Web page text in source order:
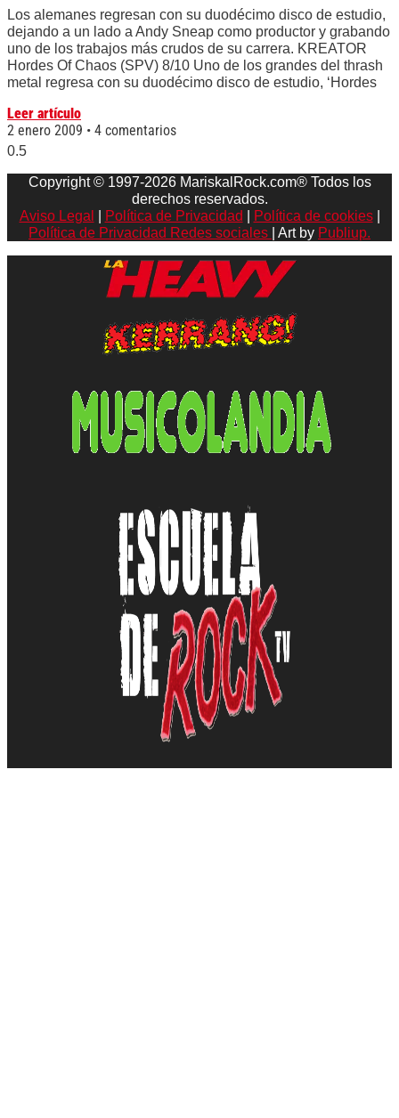
Los alemanes regresan con su duodécimo disco de estudio,
dejando a un lado a Andy Sneap como productor y grabando
uno de los trabajos más crudos de su carrera. KREATOR
Hordes Of Chaos (SPV) 8/10 Uno de los grandes del thrash
metal regresa con su duodécimo disco de estudio, ‘Hordes
Leer artículo
2 enero 2009
4 comentarios
Copyright © 1997-2026 MariskalRock.com® Todos los
derechos reservados.
Aviso Legal
Política de Privacidad Política de cookies|
Política de Privacidad Redes sociales
| Art by Publiup.